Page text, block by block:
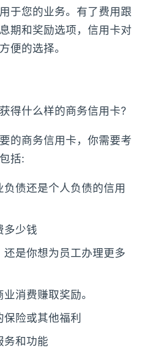
于您的业务。有了费用跟
期和奖励选项，信用卡对
便的选择。
得什么样的商务信用卡?
的商务信用卡，你需要考
括:
债还是个人负债的信用
多少钱
是你想为员工办理更多
消费赚取奖励。
险或其他福利
务和功能